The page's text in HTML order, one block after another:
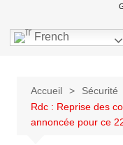
French
Accueil
Sécurité
Rdc : Reprise des
annoncée pour ce